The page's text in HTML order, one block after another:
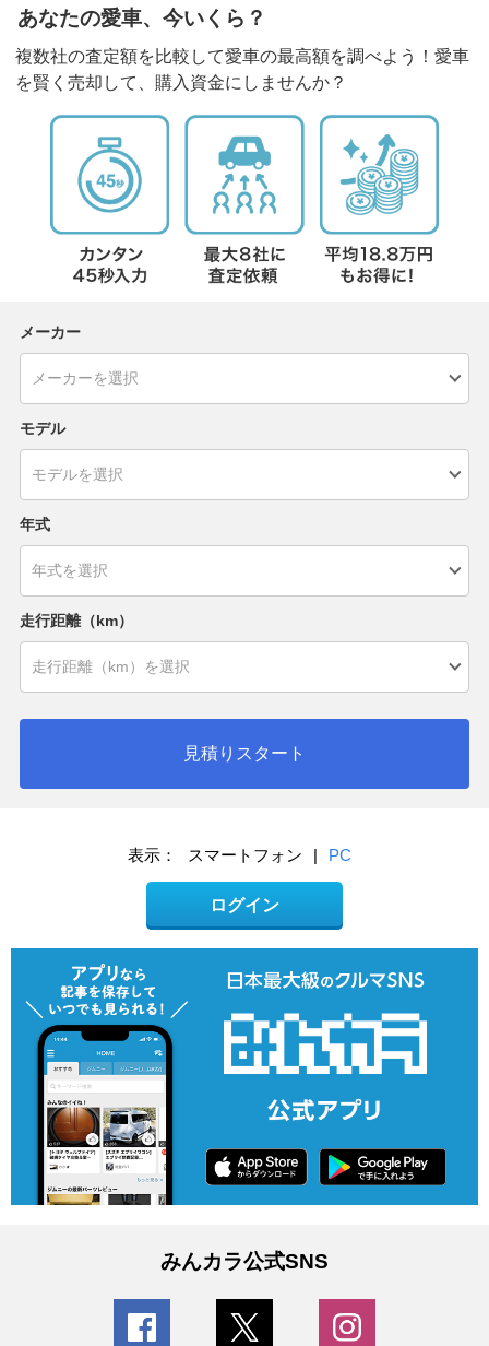
あなたの愛車、今いくら？
複数社の査定額を比較して愛車の最高額を調べよう！愛車
を賢く売却して、購入資金にしませんか？
メーカー
モデル
年式
走行距離（km）
見積りスタート
表示： スマートフォン | PC
ログイン
みんカラ公式SNS